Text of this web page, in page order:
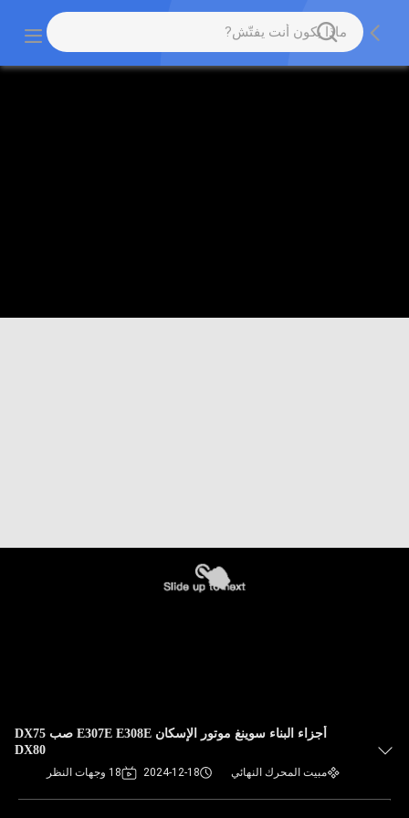
أجزاء البناء سوينغ موتور الإسكان E307E E308E صب DX75
DX80
مبيت المحرك النهائي 2024-12-18 18 وجهات النظر